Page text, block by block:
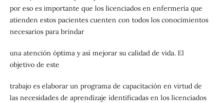
por eso es importante que los licenciados en enfermería que
atienden estos pacientes cuenten con todos los conocimientos
necesarios para brindar
una atención óptima y así mejorar su calidad de vida. El
objetivo de este
trabajo es elaborar un programa de capacitación en virtud de
las necesidades de aprendizaje identificadas en los licenciados